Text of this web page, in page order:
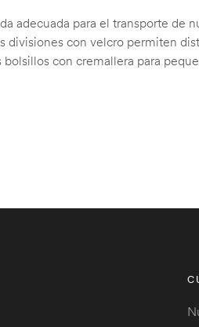
adecuada para el transporte de
divisiones con velcro permiten
con cremallera para